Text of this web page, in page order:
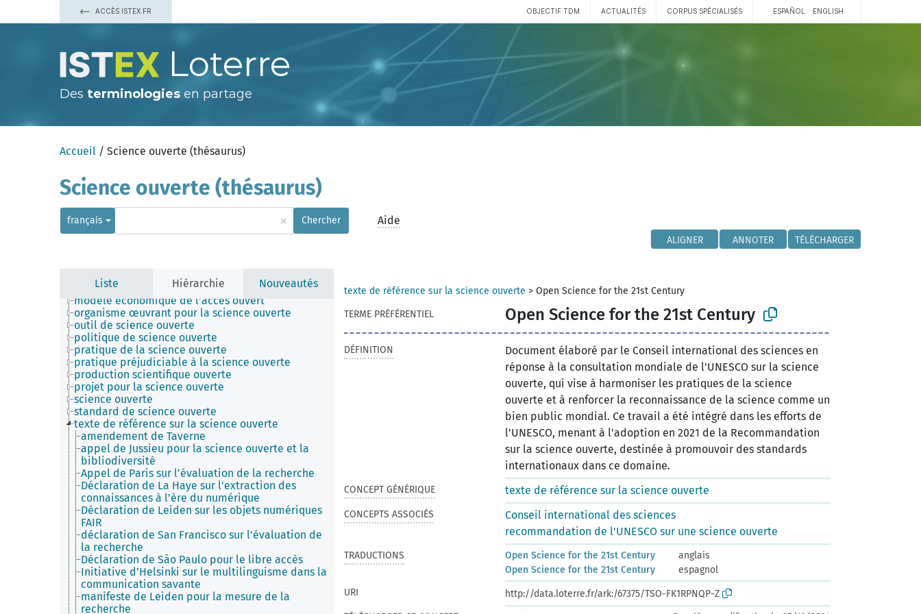
ACCÈS ISTEX.FR OBJECTIF TDM ACTUALITÉS CORPUS SPÉCIALISÉS ESPAÑOL ENGLISH
Loterre
Des terminologies en partage
Accueil / Science ouverte (thésaurus)
Science ouverte (thésaurus)
français × Chercher Aide
ALIGNER ANNOTER TÉLÉCHARGER
Liste Hiérarchie Nouveautés
école de pensée de la science ouverte
infrastructure de la science ouverte
modèle économique de l'accès ouvert
organisme œuvrant pour la science ouverte
outil de science ouverte
politique de science ouverte
pratique de la science ouverte
pratique préjudiciable à la science ouverte
production scientifique ouverte
projet pour la science ouverte
science ouverte
standard de science ouverte
texte de référence sur la science ouverte
amendement de Taverne
appel de Jussieu pour la science ouverte et la
bibliodiversité
Appel de Paris sur l’évaluation de la recherche
Déclaration de La Haye sur l'extraction des
connaissances à l'ère du numérique
Déclaration de Leiden sur les objets numériques
FAIR
déclaration de San Francisco sur l'évaluation de
la recherche
Déclaration de São Paulo pour le libre accès
Initiative d’Helsinki sur le multilinguisme dans la
communication savante
manifeste de Leiden pour la mesure de la
recherche
texte de référence sur la science ouverte > Open Science for the 21st Century
TERME PRÉFÉRENTIEL
Open Science for the 21st Century
DÉFINITION
Document élaboré par le Conseil international des sciences en
réponse à la consultation mondiale de l'UNESCO sur la science
ouverte, qui vise à harmoniser les pratiques de la science
ouverte et à renforcer la reconnaissance de la science comme un
bien public mondial. Ce travail a été intégré dans les efforts de
l'UNESCO, menant à l'adoption en 2021 de la Recommandation
sur la science ouverte, destinée à promouvoir des standards
internationaux dans ce domaine.
CONCEPT GÉNÉRIQUE texte de référence sur la science ouverte
CONCEPTS ASSOCIÉS
Conseil international des sciences
recommandation de l'UNESCO sur une science ouverte
TRADUCTIONS Open Science for the 21st Century
anglais
Open Science for the 21st Century
espagnol
URI
http://data.loterre.fr/ark:/67375/TSO-FK1RPNQP-Z